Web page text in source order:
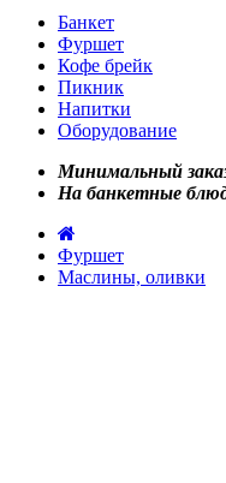
Банкет
Фуршет
Кофе брейк
Пикник
Напитки
Оборудование
Минимальный
На банкетные
Фуршет
Маслины, оливки